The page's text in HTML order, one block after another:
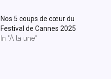
Nos 5 coups de cœur du
Festival de Cannes 2025
In "À la une"